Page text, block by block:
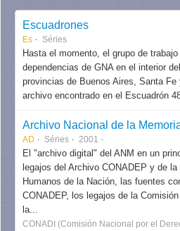
Escuadrones
Es Séries
Hasta el momento, el grupo de
dependencias de GNA en el interior
provincias de Buenos Aires, Santa Fe
archivo encontrado en el Escuadrón
Archivo Nacional de la
AD Séries 2001 -
El "archivo digital" del ANM en un
legajos del Archivo CONADEP y de
Humanos de la Nación, las fuentes
CONADEP, los legajos de la
la...
CONADI (Comisión Nacional por el